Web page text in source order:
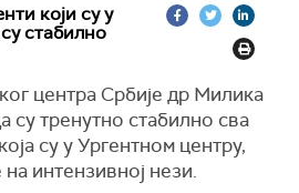
који су у
стабилно
центра Србије др Милика
су тренутно стабилно сва
су у Ургентном центру,
интензивној нези.